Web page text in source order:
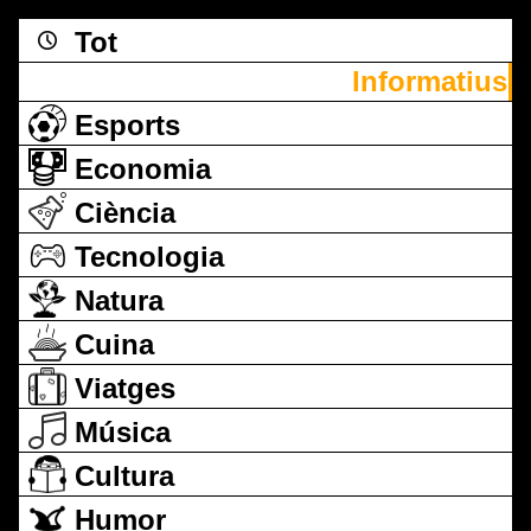
Tot
Informatius
Esports
Economia
Ciència
Tecnologia
Natura
Cuina
Viatges
Música
Cultura
Humor